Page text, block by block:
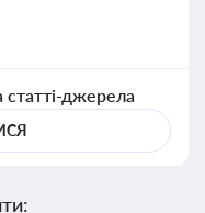
джерела